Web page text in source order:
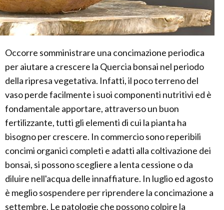
Occorre somministrare una concimazione periodica
per aiutare a crescere la Quercia bonsai nel periodo
della ripresa vegetativa. Infatti, il poco terreno del
vaso perde facilmente i suoi componenti nutritivi ed è
fondamentale apportare, attraverso un buon
fertilizzante, tutti gli elementi di cui la pianta ha
bisogno per crescere. In commercio sono reperibili
concimi organici completi e adatti alla coltivazione dei
bonsai, si possono scegliere a lenta cessione o da
diluire nell'acqua delle innaffiature. In luglio ed agosto
è meglio sospendere per riprendere la concimazione a
settembre. Le patologie che possono colpire la